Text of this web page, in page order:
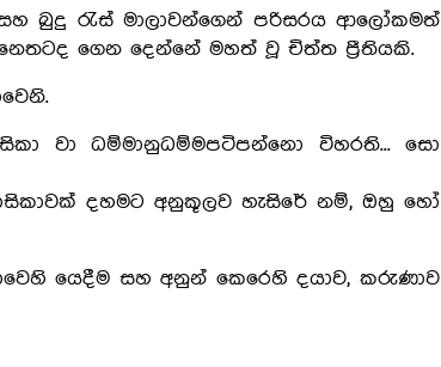
බුදු රැස් මාලාවන්ගෙන් පරිසරය ආලෝකමත්
ගෙන දෙන්නේ මහත් වූ චිත්ත ප්‍රීතියකි.
වා ධම්මානුධම්මපටිපන්නො විහරති... සො
දහමට අනුකූලව හැසිරේ නම්, ඔහු හෝ
යෙදීම සහ අනුන් කෙරෙහි දයාව, කරුණාව